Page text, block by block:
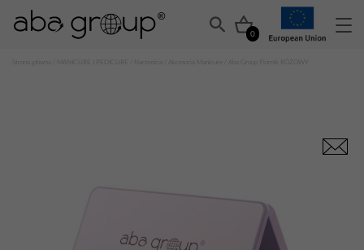
0
MANICURE I PEDICURE Narzędzia Akcesoria Manicure / Aba Group Piórnik RÓŻOWY